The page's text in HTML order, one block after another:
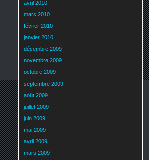
avril 2010
mars 2010
février 2010
janvier 2010
décembre 2009
novembre 2009
octobre 2009
septembre 2009
août 2009
juillet 2009
juin 2009
mai 2009
avril 2009
mars 2009